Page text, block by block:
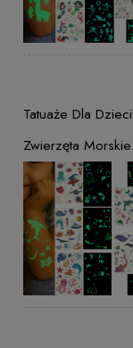
Tatuaże Dla
Zwierzęta